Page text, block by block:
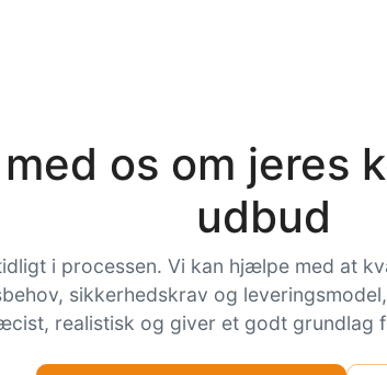
os om jeres
udbud
i processen. Vi kan hjælpe med at
sikkerhedskrav og
realistisk og giver et godt grundlag